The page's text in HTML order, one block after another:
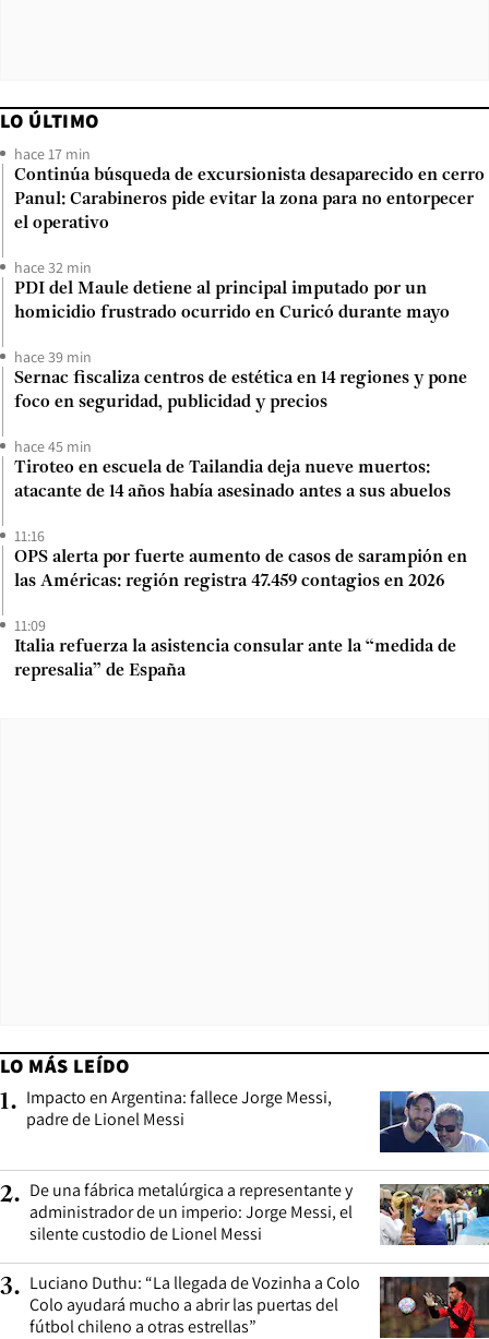
LO ÚLTIMO
hace 17 min
Continúa búsqueda de excursionista desaparecido en cerro
Panul: Carabineros pide evitar la zona para no entorpecer
el operativo
hace 32 min
PDI del Maule detiene al principal imputado por un
homicidio frustrado ocurrido en Curicó durante mayo
hace 39 min
Sernac fiscaliza centros de estética en 14 regiones y pone
foco en seguridad, publicidad y precios
hace 45 min
Tiroteo en escuela de Tailandia deja nueve muertos:
atacante de 14 años había asesinado antes a sus abuelos
11:16
OPS alerta por fuerte aumento de casos de sarampión en
las Américas: región registra 47.459 contagios en 2026
11:09
Italia refuerza la asistencia consular ante la “medida de
represalia” de España
LO MÁS LEÍDO
1. Impacto en Argentina: fallece Jorge Messi,
padre de Lionel Messi
2. De una fábrica metalúrgica a representante y
administrador de un imperio: Jorge Messi, el
silente custodio de Lionel Messi
3. Luciano Duthu: “La llegada de Vozinha a Colo
Colo ayudará mucho a abrir las puertas del
fútbol chileno a otras estrellas”